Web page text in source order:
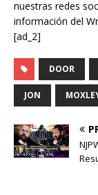
nuestras redes
información del
[ad_2]
DOOR
JON